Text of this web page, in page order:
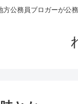
公務員ブロガーが公